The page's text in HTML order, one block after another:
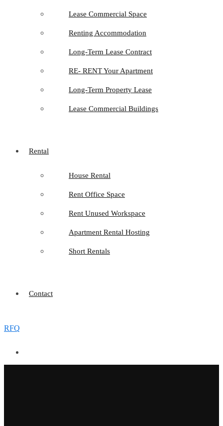
Lease Commercial Space
Renting Accommodation
Long-Term Lease Contract
RE- RENT Your Apartment
Long-Term Property Lease
Lease Commercial Buildings
Rental
House Rental
Rent Office Space
Rent Unused Workspace
Apartment Rental Hosting
Short Rentals
Contact
RFQ